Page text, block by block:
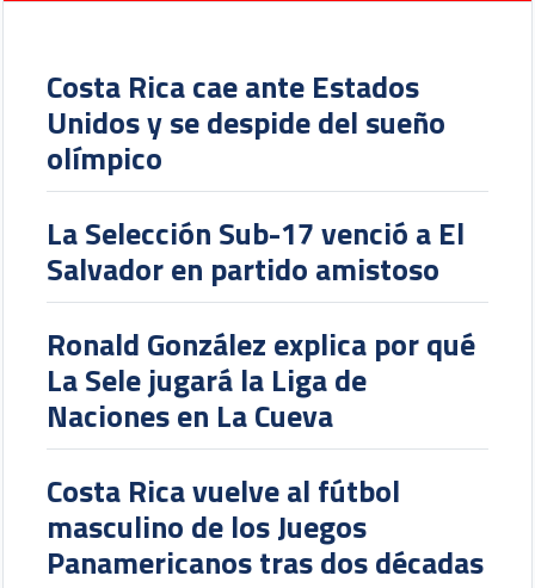
Costa Rica cae ante Estados
Unidos y se despide del sueño
olímpico
La Selección Sub-17 venció a El
Salvador en partido amistoso
Ronald González explica por qué
La Sele jugará la Liga de
Naciones en La Cueva
Costa Rica vuelve al fútbol
masculino de los Juegos
Panamericanos tras dos décadas